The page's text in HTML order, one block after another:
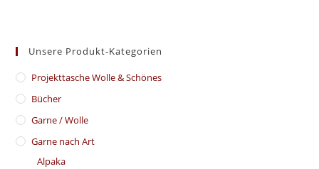
Unsere Produkt-Kategorien
​Projekttasche Wolle & Schönes
Bücher
Garne / Wolle
Garne nach Art
Alpaka